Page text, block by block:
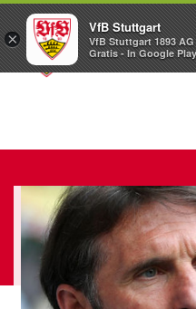
×
VfB Stuttgart
VfB Stuttgart 1893 AG
Gratis - In Google Play